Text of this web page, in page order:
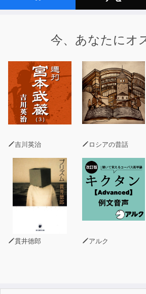
◆うつ病は、疲労とウイルスから生
うつ病の原因は「心の弱さ」ではな
ヘルペスウイルス6が再活性化するこ
遺伝子が発現する。この遺伝子を発見
サイドの力を操る『スターウォーズ』
「SITH-1」(シスワン)と命名した。
◆新型コロナ後遺症は、うつ病と同
世界で数億人にのぼる新型コロナ後
患者と同じように脳内炎症を起こし
ら、いま世界で疲労研究が活気を帯
◆病的な疲労を起こす脳内炎症を消
疲労対策のカギである!
SITH‐1は、その物質の「消火機能」
◆そのほか、栄養ドリンクの飲みす
今、あなたにオ
吉川英治 ロシアの昔話
貫井徳郎 アルク